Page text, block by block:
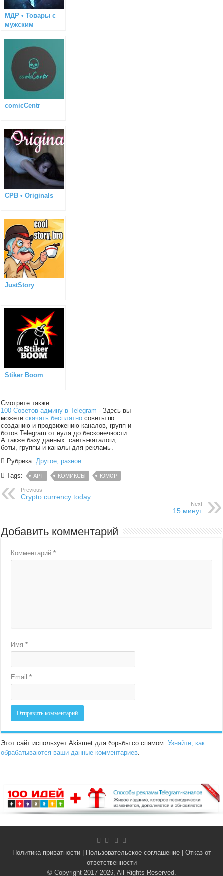
МДР • Товары с
мужским
comicCentr
CPB • Originals
JustStory
Stiker Boom
Смотрите также:
100 Советов админу в Telegram - Здесь вы
можетескачать бесплатно советы по
созданию и продвижению каналов, групп и
ботов Telegram от нуля до бесконечности.
А также базу данных: сайты-каталоги,
боты, группы и каналы для рекламы.
Рубрика:Другое, разное
Tags:
АРТ КОМИКСЫ ЮМОР
Previous
Crypto currency today
Next
15 минут
Добавить комментарий
Комментарий*
Имя*
Email*
Этот сайт использует Akismet для борьбы со спамом.Узнайте, как
обрабатываются ваши данные комментариев.
Политика приватности| Пользовательское соглашение| Отказ от
ответственности
© Copyright 2017-2026, All Rights Reserved.